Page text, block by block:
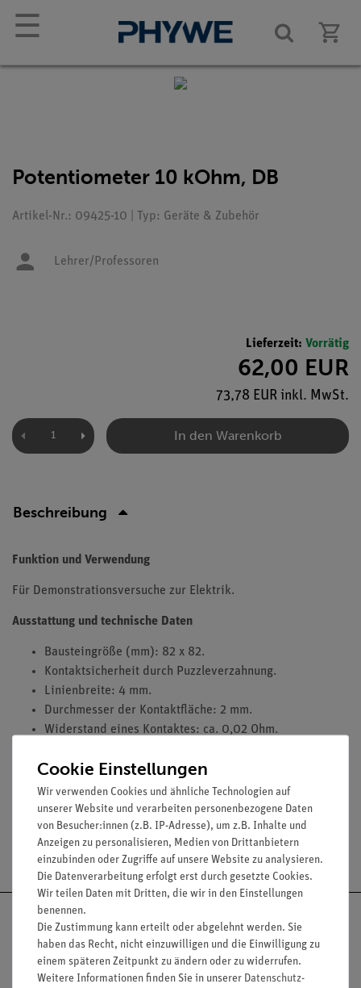
☰
Potentiometer 10 kOhm, DB
Artikel-Nr.: 09425-10 | Typ: Geräte & Zubehör
Lehrer/Professoren
Lieferzeit: Vorrätig
62,00 EUR
73,78 EUR inkl. MwSt.
In den Warenkorb
Beschreibung
Funktion und Verwendung
Für Demonstrationsversuche zur Elektrik.
Ausstattung und technische Daten
Bausteingröße (mm): 82 x 82.
Kontaktsicherheit durch Puzzleverzahnung.
Linienbreite: 4 mm.
Durchmesser der Kontaktfläche: 2 mm.
Widerstand eines Kontaktes: ca. 0,02 Ohm.
Spannung: max. 25 V.
Versandkostenfrei ab 300,- €
Nach oben
Cookie Einstellungen
Wir verwenden Cookies und ähnliche Technologien auf
unserer Website und verarbeiten personenbezogene Daten
von Besucher:innen (z.B. IP-Adresse), um z.B. Inhalte und
Anzeigen zu personalisieren, Medien von Drittanbietern
einzubinden oder Zugriffe auf unsere Website zu analysieren.
Die Datenverarbeitung erfolgt erst durch gesetzte Cookies.
Wir teilen Daten mit Dritten, die wir in den Einstellungen
benennen.
Die Zustimmung kann erteilt oder abgelehnt werden. Sie
haben das Recht, nicht einzuwilligen und die Einwilligung zu
einem späteren Zeitpunkt zu ändern oder zu widerrufen.
Weitere Informationen finden Sie in unserer Daten­schutz­